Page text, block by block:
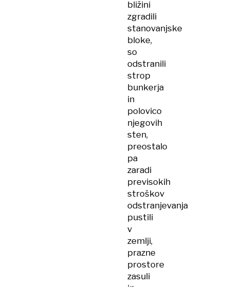
bližini
zgradili
stanovanjske
bloke,
so
odstranili
strop
bunkerja
in
polovico
njegovih
sten,
preostalo
pa
zaradi
previsokih
stroškov
odstranjevanja
pustili
v
zemlji,
prazne
prostore
zasuli